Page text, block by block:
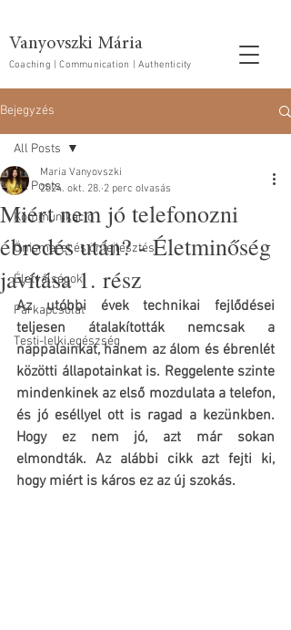
Vanyovszki Mária
Coaching | Communication | Authenticity
Bejegyzés
All Posts
Kommunikáció
Önismeret és önfejlesztés
Életválságok
Párkapcsolat
Testi-lelki egészség
All Posts
Miért nem jó telefonozni
ébredés után? - Életminőség
javítása 1. rész
Maria Vanyovszki
2024. okt. 28. 2 perc olvasás
Az utóbbi évek technikai fejlődései
teljesen átalakították nemcsak a
nappalainkat, hanem az álom és ébrenlét
közötti állapotainkat is. Reggelente szinte
mindenkinek az első mozdulata a telefon,
és jó eséllyel ott is ragad a kezünkben.
Hogy ez nem jó, azt már sokan
elmondták. Az alábbi cikk azt fejti ki,
hogy miért is káros ez az új szokás.